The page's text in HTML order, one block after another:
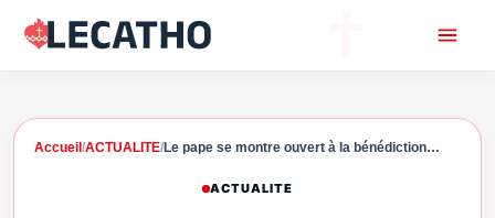
Accueil /ACTUALITE/Le pape se montre ouvert à la bénédiction…
ACTUALITE